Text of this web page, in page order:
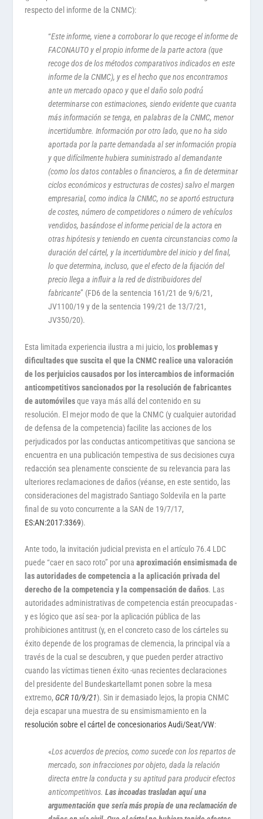
respecto del informe de la CNMC):
“Este informe, viene a corroborar lo que recoge el informe de
FACONAUTO y el propio informe de la parte actora (que
recoge dos de los métodos comparativos indicados en este
informe de la CNMC), y es el hecho que nos encontramos
ante un mercado opaco y que el daño solo podrá́
determinarse con estimaciones, siendo evidente que cuanta
más información se tenga, en palabras de la CNMC, menor
incertidumbre. Información por otro lado, que no ha sido
aportada por la parte demandada al ser información propia
y que difícilmente hubiera suministrado al demandante
(como los datos contables o financieros, a fin de determinar
ciclos económicos y estructuras de costes) salvo el margen
empresarial, como indica la CNMC, no se aportó estructura
de costes, número de competidores o número de vehículos
vendidos, basándose el informe pericial de la actora en
otras hipótesis y teniendo en cuenta circunstancias como la
duración del cártel, y la incertidumbre del inicio y del final,
lo que determina, incluso, que el efecto de la fijación del
precio llega a influir a la red de distribuidores del
fabricante” (FD6 de la sentencia 161/21 de 9/6/21,
JV1100/19 y de la sentencia 199/21 de 13/7/21,
JV350/20).
Esta limitada experiencia ilustra a mi juicio, losproblemas y
dificultades que suscita el que la CNMC realice una valoración
de los perjuicios causados por los intercambios de información
anticompetitivos sancionados por la resolución de fabricantes
de automóvilesque vaya más allá del contenido en su
resolución. El mejor modo de que la CNMC (y cualquier autoridad
de defensa de la competencia) facilite las acciones de los
perjudicados por las conductas anticompetitivas que sanciona se
encuentra en una publicación tempestiva de sus decisiones cuya
redacción sea plenamente consciente de su relevancia para las
ulteriores reclamaciones de daños (véanse, en este sentido, las
consideraciones del magistrado Santiago Soldevila en la parte
final de su voto concurrente a la SAN de 19/7/17,
ES:AN:2017:3369).
Ante todo, la invitación judicial prevista en el artículo 76.4 LDC
puede “caer en saco roto” por unaaproximación ensimismada de
las autoridades de competencia a la aplicación privada del
derecho de la competencia y la compensación de daños. Las
autoridades administrativas de competencia están preocupadas -
y es lógico que así sea- por la aplicación pública de las
prohibiciones antitrust (y, en el concreto caso de los cárteles su
éxito depende de los programas de clemencia, la principal vía a
través de la cual se descubren, y que pueden perder atractivo
cuando las víctimas tienen éxito -unas recientes declaraciones
del presidente del Bundeskartellamt ponen sobre la mesa
extremo,GCR 10/9/21). Sin ir demasiado lejos, la propia CNMC
deja escapar una muestra de su ensimismamiento en la
resolución sobre el cártel de concesionarios Audi/Seat/VW:
«Los acuerdos de precios, como sucede con los repartos de
mercado, son infracciones por objeto, dada la relación
directa entre la conducta y su aptitud para producir efectos
anticompetitivos.Las incoadas trasladan aquí una
argumentación que sería más propia de una reclamación de